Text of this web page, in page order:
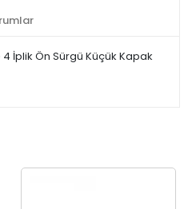
İplik Ön Sürgü Küçük Kapak